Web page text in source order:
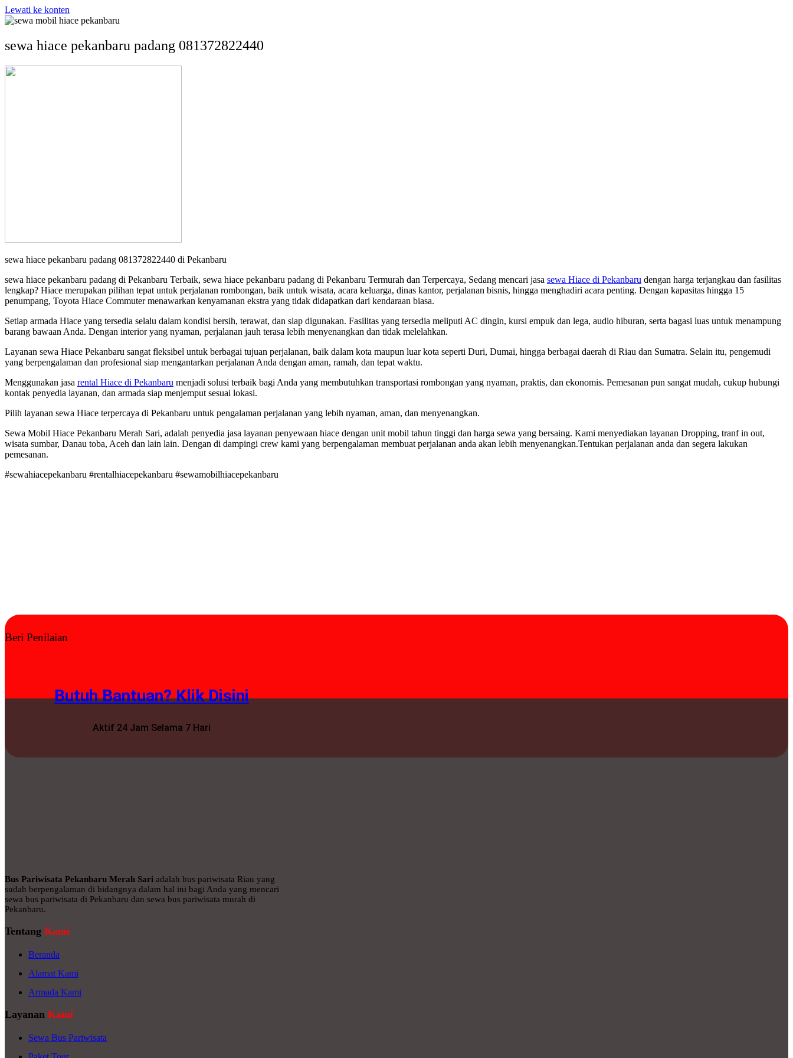
Lewati ke konten
sewa hiace pekanbaru padang 081372822440
sewa hiace pekanbaru padang 081372822440 di Pekanbaru
sewa hiace pekanbaru padang di Pekanbaru Terbaik, sewa hiace pekanbaru padang di Pekanbaru Termurah dan Terpercaya, Sedang mencari jasa sewa Hiace di Pekanbaru dengan harga terjangkau dan fasilitas
lengkap? Hiace merupakan pilihan tepat untuk perjalanan rombongan, baik untuk wisata, acara keluarga, dinas kantor, perjalanan bisnis, hingga menghadiri acara penting. Dengan kapasitas hingga 15
penumpang, Toyota Hiace Commuter menawarkan kenyamanan ekstra yang tidak didapatkan dari kendaraan biasa.
Setiap armada Hiace yang tersedia selalu dalam kondisi bersih, terawat, dan siap digunakan. Fasilitas yang tersedia meliputi AC dingin, kursi empuk dan lega, audio hiburan, serta bagasi luas untuk menampung
barang bawaan Anda. Dengan interior yang nyaman, perjalanan jauh terasa lebih menyenangkan dan tidak melelahkan.
Layanan sewa Hiace Pekanbaru sangat fleksibel untuk berbagai tujuan perjalanan, baik dalam kota maupun luar kota seperti Duri, Dumai, hingga berbagai daerah di Riau dan Sumatra. Selain itu, pengemudi
yang berpengalaman dan profesional siap mengantarkan perjalanan Anda dengan aman, ramah, dan tepat waktu.
Menggunakan jasa rental Hiace di Pekanbaru menjadi solusi terbaik bagi Anda yang membutuhkan transportasi rombongan yang nyaman, praktis, dan ekonomis. Pemesanan pun sangat mudah, cukup hubungi
kontak penyedia layanan, dan armada siap menjemput sesuai lokasi.
Pilih layanan sewa Hiace terpercaya di Pekanbaru untuk pengalaman perjalanan yang lebih nyaman, aman, dan menyenangkan.
Sewa Mobil Hiace Pekanbaru Merah Sari, adalah penyedia jasa layanan penyewaan hiace dengan unit mobil tahun tinggi dan harga sewa yang bersaing. Kami menyediakan layanan Dropping, tranf in out,
wisata sumbar, Danau toba, Aceh dan lain lain. Dengan di dampingi crew kami yang berpengalaman membuat perjalanan anda akan lebih menyenangkan.Tentukan perjalanan anda dan segera lakukan
pemesanan.
#sewahiacepekanbaru #rentalhiacepekanbaru #sewamobilhiacepekanbaru
Beri Penilaian
Butuh Bantuan? Klik Disini
Aktif 24 Jam Selama 7 Hari
Bus Pariwisata Pekanbaru Merah Sari adalah bus pariwisata Riau yang
sudah berpengalaman di bidangnya dalam hal ini bagi Anda yang mencari
sewa bus pariwisata di Pekanbaru dan sewa bus pariwisata murah di
Pekanbaru.
Tentang Kami
Beranda
Alamat Kami
Armada Kami
Layanan Kami
Sewa Bus Pariwisata